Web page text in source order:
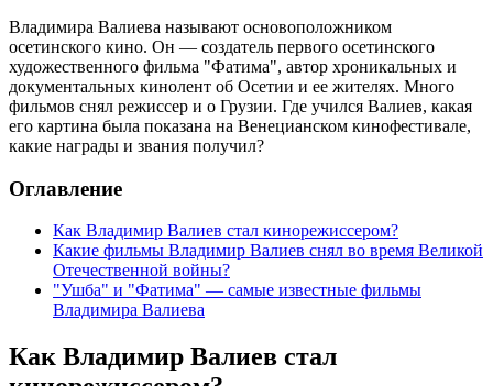
Владимира Валиева называют основоположником
осетинского кино. Он — создатель первого осетинского
художественного фильма "Фатима", автор хроникальных и
документальных кинолент об Осетии и ее жителях. Много
фильмов снял режиссер и о Грузии. Где учился Валиев, какая
его картина была показана на Венецианском кинофестивале,
какие награды и звания получил?
Оглавление
Как Владимир Валиев стал кинорежиссером?
Какие фильмы Владимир Валиев снял во время Великой
Отечественной войны?
"Ушба" и "Фатима" — самые известные фильмы
Владимира Валиева
Как Владимир Валиев стал